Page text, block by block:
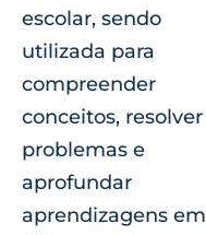
escolar, sendo
utilizada para
compreender
conceitos, resolver
problemas e
aprofundar
aprendizagens em